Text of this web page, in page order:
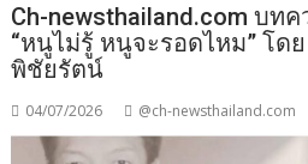
Ch-newsthailand.com บท
“หนูไม่รู้ หนูจะรอดไหม” โด
พิชัยรัตน์
04/07/2026 @ch-newsthailand.com